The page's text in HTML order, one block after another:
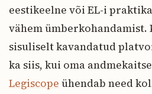
eestikeelne või EL-i
vähem ümberkohandamist.
sisuliselt kavandatud
ka siis, kui oma
Legiscope ühendab need